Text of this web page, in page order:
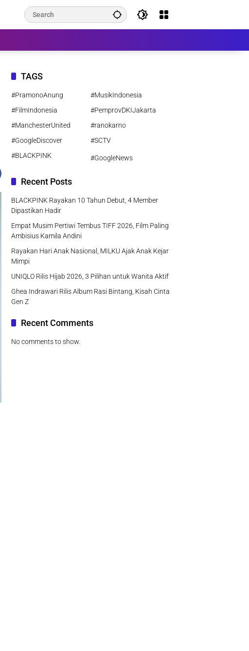
TAGS
#PramonoAnung
#MusikIndonesia
#FilmIndonesia
#PemprovDKIJakarta
#ManchesterUnited
#ranokarno
#GoogleDiscover
#SCTV
#BLACKPINK
#GoogleNews
Recent Posts
BLACKPINK Rayakan 10 Tahun Debut, 4 Member
Dipastikan Hadir
Empat Musim Pertiwi Tembus TIFF 2026, Film Paling
Ambisius Kamila Andini
Rayakan Hari Anak Nasional, MILKU Ajak Anak Kejar
Mimpi
UNIQLO Rilis Hijab 2026, 3 Pilihan untuk Wanita Aktif
Ghea Indrawari Rilis Album Rasi Bintang, Kisah Cinta
Gen Z
Recent Comments
No comments to show.